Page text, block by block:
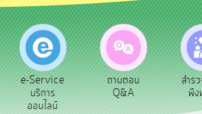
Service
บริการ
ออนไลน์
ถามตอบ
Q&A
สำรวจความ
พึงพอใจ